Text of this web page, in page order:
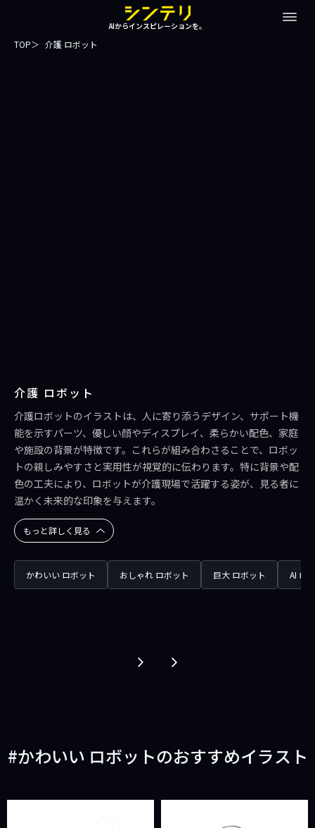
AIからインスピレーションを。
TOP 介護 ロボット
介護 ロボット
介護ロボットのイラストは、人に寄り添うデザイン、サポート機
能を示すパーツ、優しい顔やディスプレイ、柔らかい配色、家庭
や施設の背景が特徴です。これらが組み合わさることで、ロボッ
トの親しみやすさと実用性が視覚的に伝わります。特に背景や配
色の工夫により、ロボットが介護現場で活躍する姿が、見る者に
温かく未来的な印象を与えます。
もっと詳しく見る
かわいい ロボット おしゃれ ロボット 巨大 ロボット AI ロ
る
む
かわいい ロボットのおすすめイラスト